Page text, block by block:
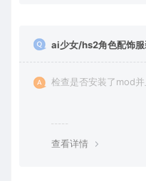
ai少女/hs2角色配饰服
检查是否安装了mod
查看详情